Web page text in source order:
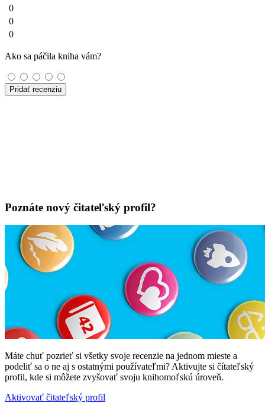
0
0
0
Ako sa páčila kniha vám?
Pridať recenziu
Poznáte nový čitateľský profil?
Máte chuť pozrieť si všetky svoje recenzie na jednom mieste a
podeliť sa o ne aj s ostatnými používateľmi? Aktivujte si čítateľský
profil, kde si môžete zvyšovať svoju knihomoľskú úroveň.
Aktivovať čitateľský profil